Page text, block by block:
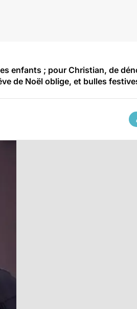
enfants ; pour Christian, de
de Noël oblige, et bulles